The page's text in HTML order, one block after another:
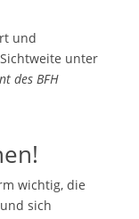
und
unter
des BFH
wichtig, die
sich